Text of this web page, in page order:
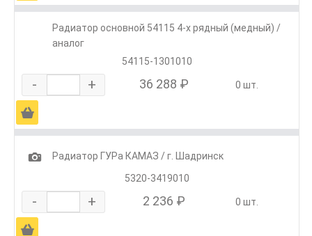
Радиатор основной 54115 4-х рядный (медный) /
аналог
54115-1301010
- + 36 288 ₽ 0 шт.
Ä
1
Радиатор ГУРа КАМАЗ / г. Шадринск
5320-3419010
- + 2 236 ₽ 0 шт.
Ä